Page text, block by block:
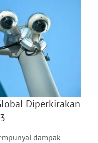
Diperkirakan
dampak